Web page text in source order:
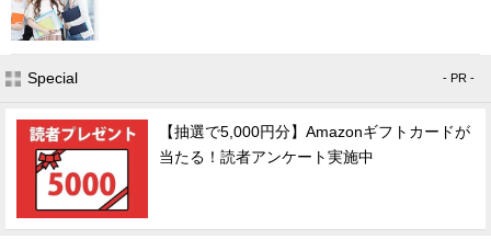
Special - PR -
【抽選で5,000円分】Amazonギフトカードが
当たる！読者アンケート実施中